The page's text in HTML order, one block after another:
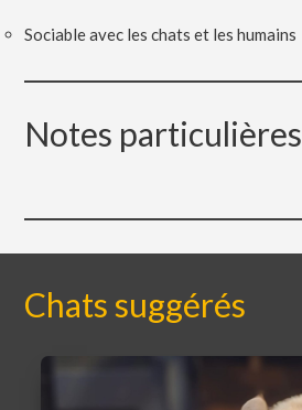
Sociable avec les chats et les humains
Notes particulières
Chats suggérés